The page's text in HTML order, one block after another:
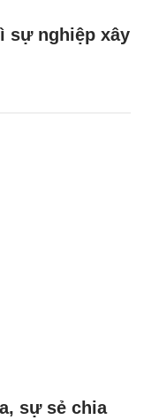
sự nghiệp xây
sự sẻ chia